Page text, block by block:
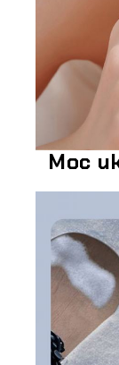
Moc